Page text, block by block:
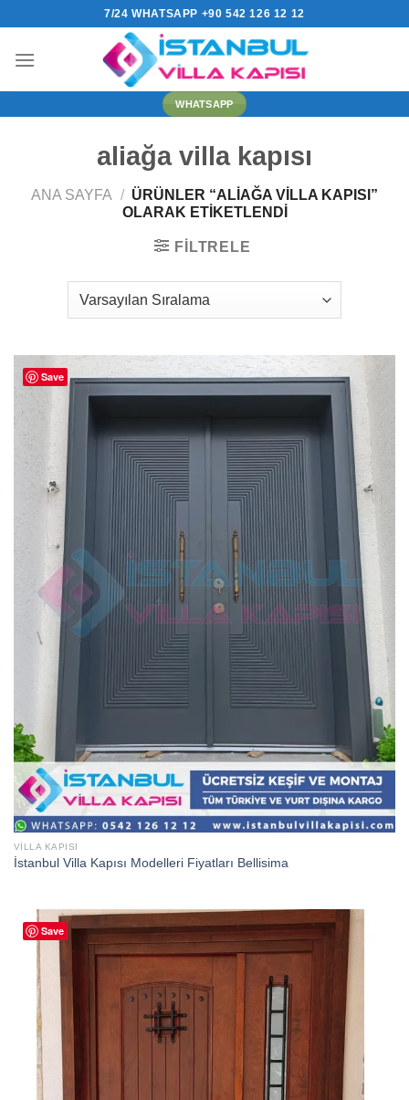
7/24 WHATSAPP +90 542 126 12 12
WHATSAPP
aliağa villa kapısı
ANA SAYFA / ÜRÜNLER “ALIAĞA VILLA KAPISI”
OLARAK ETIKETLENDI
FILTRELE
Save
VILLA KAPISI
İstanbul Villa Kapısı Modelleri Fiyatları Bellisima
Save